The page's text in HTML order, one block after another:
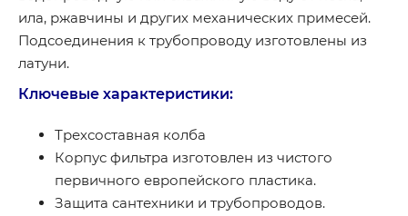
ила, ржавчины и других механических примесей.
Подсоединения к трубопроводу изготовлены из
латуни.
Ключевые характеристики:
Трехсоставная колба
Корпус фильтра изготовлен из чистого
первичного европейского пластика.
Защита сантехники и трубопроводов.